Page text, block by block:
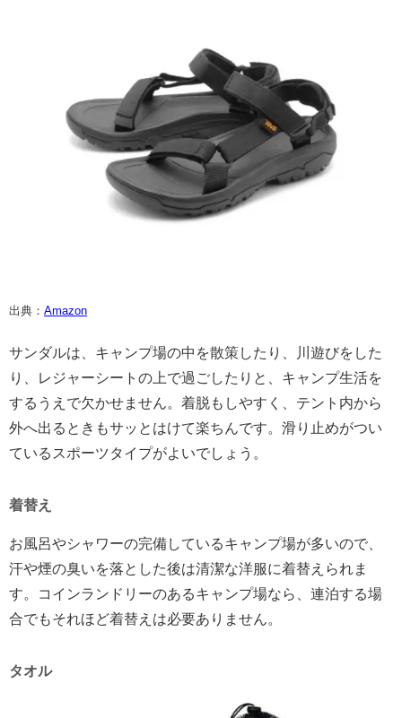
出典： Amazon
サンダルは、キャンプ場の中を散策したり、川遊びをした
り、レジャーシートの上で過ごしたりと、キャンプ生活を
するうえで欠かせません。着脱もしやすく、テント内から
外へ出るときもサッとはけて楽ちんです。滑り止めがつい
ているスポーツタイプがよいでしょう。
着替え
お風呂やシャワーの完備しているキャンプ場が多いので、
汗や煙の臭いを落とした後は清潔な洋服に着替えられま
す。コインランドリーのあるキャンプ場なら、連泊する場
合でもそれほど着替えは必要ありません。
タオル